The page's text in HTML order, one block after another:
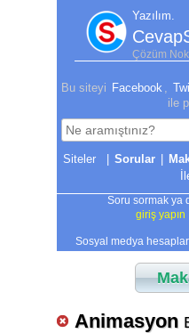
Yazılım.
Çözüm
Bu siteyi Facebook
ile
| Sorular |
Soru sormak ya
giriş yapın
Sosyal medya
Animasyon